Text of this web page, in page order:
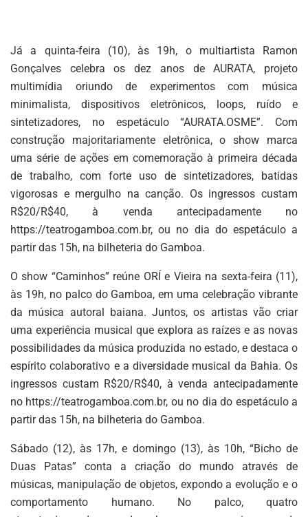
Já a quinta-feira (10), às 19h, o multiartista Ramon
Gonçalves celebra os dez anos de AURATA, projeto
multimídia oriundo de experimentos com música
minimalista, dispositivos eletrônicos, loops, ruído e
sintetizadores, no espetáculo “AURATA.OSME”. Com
construção majoritariamente eletrônica, o show marca
uma série de ações em comemoração à primeira década
de trabalho, com forte uso de sintetizadores, batidas
vigorosas e mergulho na canção. Os ingressos custam
R$20/R$40, à venda antecipadamente no
https://teatrogamboa.com.br, ou no dia do espetáculo a
partir das 15h, na bilheteria do Gamboa.
O show “Caminhos” reúne ORÍ e Vieira na sexta-feira (11),
às 19h, no palco do Gamboa, em uma celebração vibrante
da música autoral baiana. Juntos, os artistas vão criar
uma experiência musical que explora as raízes e as novas
possibilidades da música produzida no estado, e destaca o
espírito colaborativo e a diversidade musical da Bahia. Os
ingressos custam R$20/R$40, à venda antecipadamente
no https://teatrogamboa.com.br, ou no dia do espetáculo a
partir das 15h, na bilheteria do Gamboa.
Sábado (12), às 17h, e domingo (13), às 10h, “Bicho de
Duas Patas” conta a criação do mundo através de
músicas, manipulação de objetos, expondo a evolução e o
comportamento humano. No palco, quatro